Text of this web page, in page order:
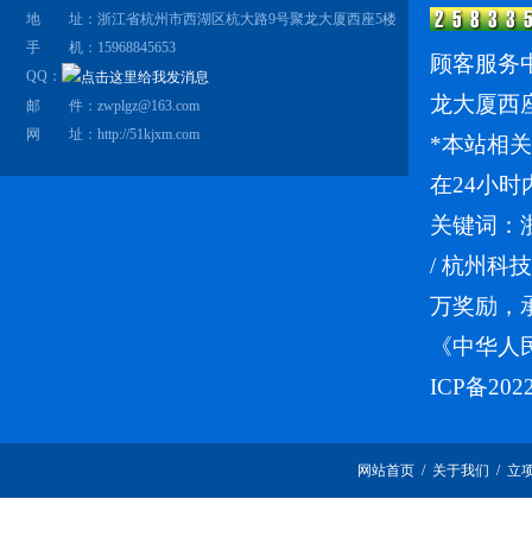
地 址：浙江省杭州市西湖区杭大路9号聚龙大厦西座5楼
手 机：15968845653
QQ：
邮 件：zwplgz@163.com
网 址： http://51kjxm.com
顾客服务
龙大厦西
*本站相
在24小时
关键词：
/杭州科
万奖励，
《中华
ICP备
网站首页 / 关于我们 / 立